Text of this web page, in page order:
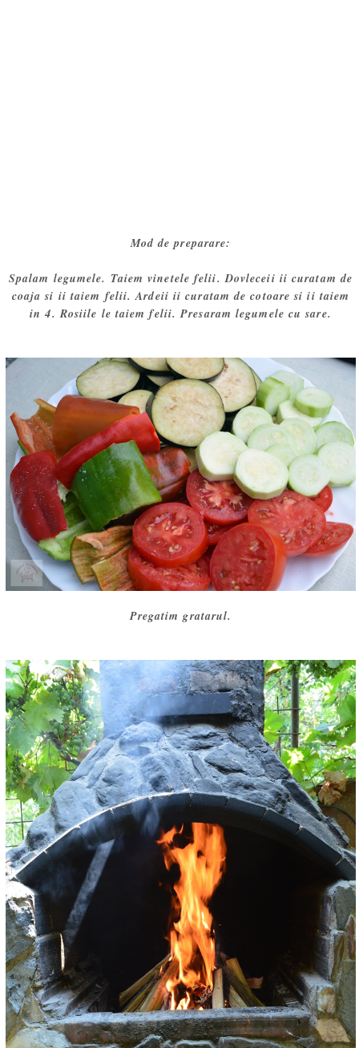
Mod de preparare:
Spalam legumele. Taiem vinetele felii. Dovleceii ii curatam de
coaja si ii taiem felii. Ardeii ii curatam de cotoare si ii taiem
in 4. Rosiile le taiem felii. Presaram legumele cu sare.
Pregatim gratarul.